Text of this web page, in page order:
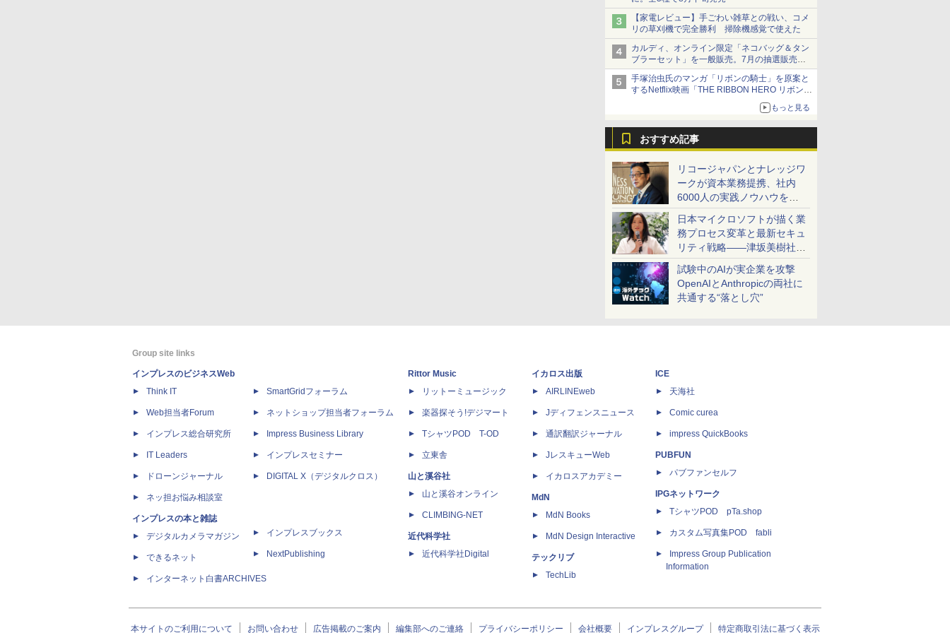
【家電レビュー】手ごわい雑草との戦い、コメ
リの草刈機で完全勝利 掃除機感覚で使えた
カルディ、オンライン限定「ネコバッグ＆タン
ブラーセット」を一般販売。7月の抽選販売の
当選無効分
手塚治虫氏のマンガ「リボンの騎士」を原案と
するNetflix映画「THE RIBBON HERO リボンヒ
もっと見る
おすすめ記事
リコージャパンとナレッジワ
ークが資本業務提携、社内
6000人の実践ノウハウを生
かした「AI商談記録 for
RICOH」を展開へ
日本マイクロソフトが描く業
務プロセス変革と最新セキュ
リティ戦略――津坂美樹社長
が2027年度戦略を説明
試験中のAIが実企業を攻撃
OpenAIとAnthropicの両社に
共通する“落とし穴”
Group site links
インプレスのビジネスWeb
Think IT
Web担当者Forum
インプレス総合研究所
IT Leaders
ドローンジャーナル
ネッ担お悩み相談室
インプレスの本と雑誌
デジタルカメラマガジン
できるネット
インターネット白書ARCHIVES
SmartGridフォーラム
ネットショップ担当者フォーラム
Impress Business Library
インプレスセミナー
DIGITAL X（デジタルクロス）
インプレスブックス
NextPublishing
Rittor Music
リットーミュージック
楽器探そう!デジマート
TシャツPOD T-OD
立東舎
山と溪谷社
山と溪谷オンライン
CLIMBING-NET
近代科学社
近代科学社Digital
イカロス出版
AIRLINEweb
Jディフェンスニュース
通訳翻訳ジャーナル
JレスキューWeb
イカロスアカデミー
MdN
MdN Books
MdN Design Interactive
テックリブ
TechLib
ICE
天海社
Comic curea
impress QuickBooks
PUBFUN
パブファンセルフ
IPGネットワーク
TシャツPOD pTa.shop
カスタム写真集POD fabli
Impress Group Publication
Information
本サイトのご利用について お問い合わせ 広告掲載のご案内 編集部へのご連絡 プライバシーポリシー 会社概要 インプレスグループ 特定商取引法に基づく表示